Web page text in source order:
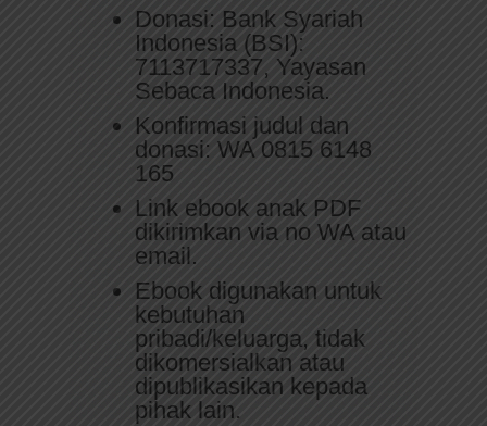
Donasi: Bank Syariah
Indonesia (BSI):
7113717337, Yayasan
Sebaca Indonesia.
Konfirmasi judul dan
donasi: WA 0815 6148
165
Link ebook anak PDF
dikirimkan via no WA atau
email.
Ebook digunakan untuk
kebutuhan
pribadi/keluarga, tidak
dikomersialkan atau
dipublikasikan kepada
pihak lain.